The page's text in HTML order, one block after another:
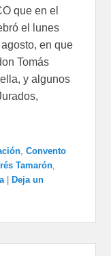
que en el
el lunes
en que
Tomás
y algunos
,Convento
Tamarón
Deja un